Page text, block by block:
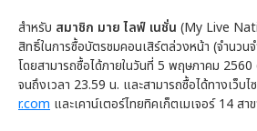
สำหรับ สมาชิก มาย ไลฟ์ เนชั่น (My Live
สิทธิ์ในการซื้อบัตรชมคอนเสิร์ตล่วงหน้า (จำนวน
โดยสามารถซื้อได้ภายในวันที่ 5 พฤษภาคม
จนถึงเวลา 23.59 น. และสามารถซื้อได้ทางเว็บไ
r.com และเคาน์เตอร์ไทยทิคเก็ตเมเจอร์ 14 สา